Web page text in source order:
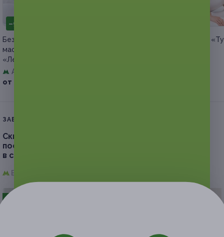
–90%
Безлимитное посещение LPG-
массажа всего тела в студии
«Легко худеем»
Автозаводская
от 990 руб.
LPG-массаж в студии
ЗАВЕРШЁННАЯ АКЦИЯ
Скидка до 90%.
посещения сеансов LPG-массажа всего тела
в студии коррекции фигуры «Тут массаж»
Верхние Лихоборы,